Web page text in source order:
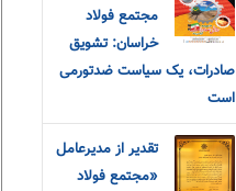
مجتمع فولاد
خراسان: تشویق
صادرات، یک سیاست ضدتورمی
است
تقدیر از مدیرعامل
«مجتمع فولاد